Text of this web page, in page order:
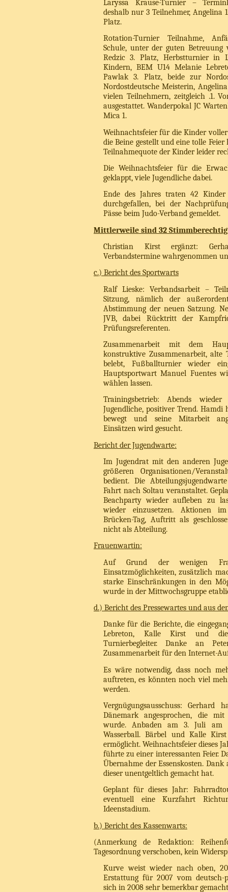
Laryssa Krause-Turnier –
deshalb nur 3 Teilnehmer, Angelina
Platz.
Rotation-Turnier Teilnahme,
Schule, unter der guten Betreuung
Redzic 3. Platz, Herbstturnier in
Kindern, BEM U14 Melanie
Pawlak 3. Platz, beide zur
Nordostdeutsche Meisterin,
vielen Teilnehmern, zeitgleich .1.
ausgestattet. Wanderpokal JC
Mica 1.
Weihnachtsfeier für die Kinder
die Beine gestellt und eine tolle
Teilnahmequote der Kinder leider
Die Weihnachtsfeier für die
geklappt, viele Jugendliche dabei.
Ende des Jahres traten 42
durchgefallen, bei der
Pässe beim Judo-Verband gemeldet.
Mittlerweile sind 32
Christian Kirst ergänzt:
Verbandstermine wahrgenommen
c.) Bericht des Sportwarts
Ralf Lieske: Verbandsarbeit –
Sitzung, nämlich der
Abstimmung der neuen Satzung.
JVB, dabei Rücktritt der
Prüfungsreferenten.
Zusammenarbeit mit dem
konstruktive Zusammenarbeit,
belebt, Fußballturnier wieder
Hauptsportwart Manuel Fuentes
wählen lassen.
Trainingsbetrieb: Abends
Jugendliche, positiver Trend.
bewegt und seine Mitarbeit
Einsätzen wird gesucht.
Bericht der Jugendwarte:
Im Jugendrat mit den anderen
größeren Organisationen/
bedient. Die
Fahrt nach Soltau veranstaltet.
Beachparty wieder aufleben zu
wieder einzusetzen. Aktionen
Brücken-Tag, Auftritt als
nicht als Abteilung.
Frauenwartin:
Auf Grund der wenigen
Einsatzmöglichkeiten, zusätzlich
starke Einschränkungen in den
wurde in der Mittwochsgruppe
d.) Bericht des Pressewartes und aus
Danke für die Berichte, die
Lebreton, Kalle Kirst und die
Turnierbegleiter. Danke an
Zusammenarbeit für den Internet-
Es wäre notwendig, dass noch
auftreten, es könnten noch viel
werden.
Vergnügungsausschuss:
Dänemark angesprochen, die
wurde. Anbaden am 3. Juli am
Wasserball. Bärbel und Kalle
ermöglicht. Weihnachtsfeier dieses
führte zu einer interessanten Feier.
Übernahme der Essenskosten.
dieser unentgeltlich gemacht hat.
Geplant für dieses Jahr:
eventuell eine Kurzfahrt
Ideenstadium.
b.) Bericht des Kassenwarts:
(Anmerkung de Redaktion:
Tagesordnung verschoben, kein
Kurve weist wieder nach oben,
Erstattung für 2007 vom deutsch-
sich in 2008 sehr bemerkbar